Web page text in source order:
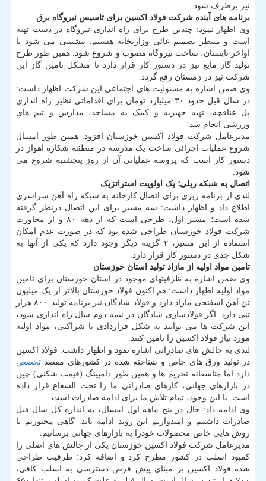
نیز برطرف شود.
برنامه های آینده شرکت فولاد اکسین برای تاسیس نیروگاه برق
وی اظهار نمود: چندین طرح برای راه اندازی نیروگاه در دست تهیه
است و منتظر تصمیم غائی وزارتخانه هستیم. پیشبینی می شود تا
اواخر تابستان، ساخت نیروگاه مصوب و شروع شود. همین طور طرح
تولید گاز مایع نیز در دستور کار قرار دارد تا مشکل تامین گاز این
شرکت نیز در زمستان رفع گردد.
وی ضمن اشاره به مسئولیت های اجتماعی این شرکت اظهار داشت:
در سال قبل حدود ۳۰ میلیارد تومان برای اقداماتی نظیر راه اندازی
پل عنافچه، تهیه جهیزیه و کمک به مساجد، مدارس و تیم های
ورزشی انجام شد.
مدیرعامل شرکت فولاد اکسین خوزستان افزود: همین طور امسال
شروع عملیات اجرائی ساخت یک مدرسه در منطقه شکاره اهواز در
دستور کار است که پروسه عملیاتی آن از روز پنجشنبه شروع می
شود.
اتصال به شبکه ریلی؛ یک اولویت استراتژیک
لندی از برنامه ریزی برای اتصال کارخانه به شبکه راه آهن سراسری
اطلاع داد و اظهار داشت: سه مسیر برای این اتصال درنظر گرفته
شده است؛ مسیر اول، طرحی است که از دهه ۸۰ و از مجاورت
شرکت فولاد خوزستان طراحی شده بود که در صورت عدم امکان
استفاده از این مسیر، ۲ گزینه دیگر وجود دارد که یکی از آنها به
شکل جدی در دستور کار قرار دارد.
تامین مواد اولیه از مازاد تولید استان خوزستان
وی ضمن اشاره به ظرفیتهای موجود در استان خوزستان برای تامین
مواد اولیه اظهار داشت: هم اکنون فولاد خوزستان بالاتر از یک میلیون
تن آهن اسفنجی مازاد دارد و فولاد شادگان نیز برنامه تولید ۸۰۰ هزار
تنی دارد. اگر فولادسازی شادگان در نیمه دوم سال راه اندازی شود،
این شرکت ها می توانند به شکل قراردادی یا شراکتی، مواد اولیه
مورد نیاز فولاد اکسین را تامین کنند.
لندی به چالش های صادراتی اشاره نمود و اظهار داشت: فولاد اکسین
در تولید ورق های خاص و شناخته شده در کشورهای مقصد تخصص
دارد اما متاسفانه تحریم ها و همین طور دامپینگ (قیمت شکنی) چین
در بازارهای جهانی، کارهای صادراتی ما را تحت الشعاع قرار داده
است. با این وجود، تمام تلاش ما برای ادامه صادرات است.
وی ادامه داد: حال در پنج ماهه اول امسال، به اندازه کل سال قبل
صادرات داشتیم و امیدواریم این روند ادامه یابد. گاهی مجبوریم با
روش هایی خاص محصولات خودرا به بازارهای جهانی برسانیم.
مدیرعامل شرکت فولاد اکسین خوزستان یکی از چالش های اصلی را
کمبود اسلب در کشور مطرح کرد و اضافه کرد: ظرفیت طراحی
شده فولاد اکسین بر مبنای پیش فرض دسترسی به اسلب کافی،